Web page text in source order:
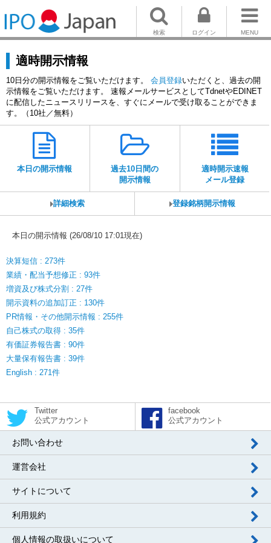
MENU
ログイン
検索
適時開示情報
10日分の開示情報をご覧いただけます。 会員登録いただくと、過去の開
示情報をご覧いただけます。 速報メールサービスとしてTdnetやEDINET
に配信したニュースリリースを、すぐにメールで受け取ることができま
す。（10社／無料）
本日の開示情報
過去10日間の
開示情報
適時開示速報
メール登録
詳細検索 登録銘柄開示情報
本日の開示情報 (26/08/10 17:01現在)
決算短信 : 273件
業績・配当予想修正 : 93件
増資及び株式分割 : 27件
開示資料の追加訂正 : 130件
PR情報・その他開示情報 : 255件
自己株式の取得 : 35件
有価証券報告書 : 90件
大量保有報告書 : 39件
English : 271件
Twitter
公式アカウント
facebook
公式アカウント
お問い合わせ
運営会社
サイトについて
利用規約
個人情報の取扱いについて